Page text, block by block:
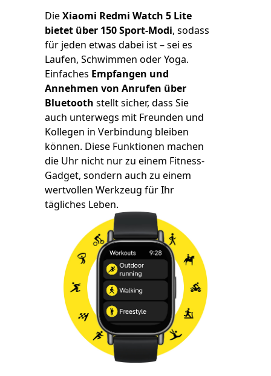
DieXiaomi Redmi Watch 5 Lite
bietet über 150 Sport-Modi, sodass
für jeden etwas dabei ist – sei es
Laufen, Schwimmen oder Yoga.
Einfaches Empfangen und
Annehmen von Anrufen über
Bluetooth stellt sicher, dass Sie
auch unterwegs mit Freunden und
Kollegen in Verbindung bleiben
können. Diese Funktionen machen
die Uhr nicht nur zu einem Fitness-
Gadget, sondern auch zu einem
wertvollen Werkzeug für Ihr
tägliches Leben.